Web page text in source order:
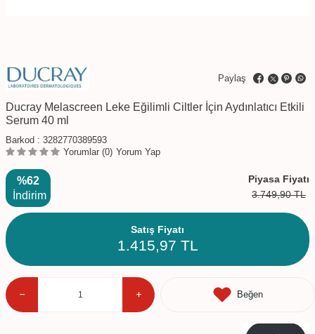
Paylaş
Ducray Melascreen Leke Eğilimli Ciltler İçin Aydınlatıcı Etkili
Serum 40 ml
Barkod : 3282770389593
Yorumlar (0) Yorum Yap
%62
İndirim
Piyasa Fiyatı
3.749,90TL
Satış Fiyatı
1.415,97 TL
Beğen